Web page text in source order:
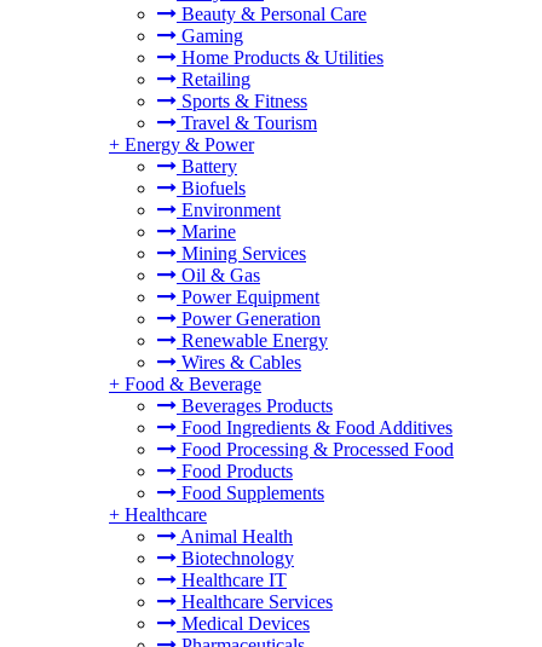
Beauty & Personal Care
Gaming
Home Products & Utilities
Retailing
Sports & Fitness
Travel & Tourism
+ Energy & Power
Battery
Biofuels
Environment
Marine
Mining Services
Oil & Gas
Power Equipment
Power Generation
Renewable Energy
Wires & Cables
+ Food & Beverage
Beverages Products
Food Ingredients & Food Additives
Food Processing & Processed Food
Food Products
Food Supplements
+ Healthcare
Animal Health
Biotechnology
Healthcare IT
Healthcare Services
Medical Devices